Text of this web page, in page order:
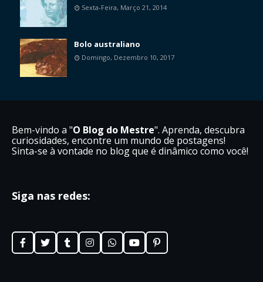
Sexta-Feira, Março 21, 2014
Bolo australiano
Domingo, Dezembro 10, 2017
Bem-vindo a "O Blog do Mestre". Aprenda, descubra
curiosidades, encontre um mundo de postagens!
Sinta-se à vontade no blog que é dinâmico como você!
Siga nas redes: